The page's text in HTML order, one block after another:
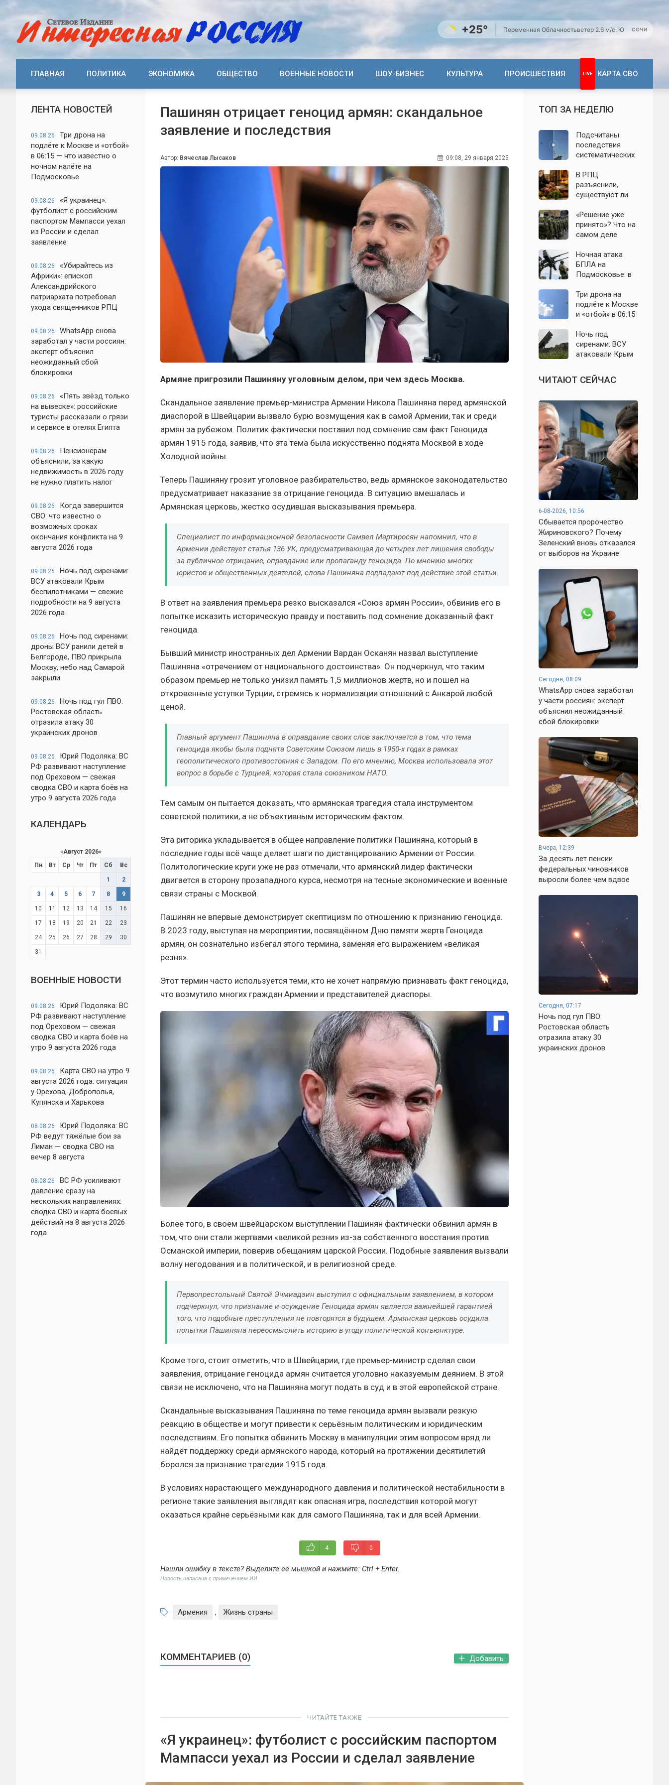
+25° Переменная Облачностьветер 2.6 м/с, Ю СОЧИ
ГЛАВНАЯ ПОЛИТИКА ЭКОНОМИКА ОБЩЕСТВО ВОЕННЫЕ НОВОСТИ ШОУ-БИЗНЕС КУЛЬТУРА ПРОИСШЕСТВИЯ КАРТА СВО
ЛЕНТА НОВОСТЕЙ
09.08.26
Три дрона на
подлёте к Москве и «отбой»
в 06:15 — что известно о
ночном налёте на
Подмосковье
09.08.26
«Я украинец»:
футболист с российским
паспортом Мампасси уехал
из России и сделал
заявление
09.08.26
«Убирайтесь из
Африки»: епископ
Александрийского
патриархата потребовал
ухода священников РПЦ
09.08.26
WhatsApp снова
заработал у части россиян:
эксперт объяснил
неожиданный сбой
блокировки
09.08.26
«Пять звёзд только
на вывеске»: российские
туристы рассказали о грязи
и сервисе в отелях Египта
09.08.26
Пенсионерам
объяснили, за какую
недвижимость в 2026 году
не нужно платить налог
09.08.26
Когда завершится
СВО: что известно о
возможных сроках
окончания конфликта на 9
августа 2026 года
09.08.26
Ночь под сиренами:
ВСУ атаковали Крым
беспилотниками — свежие
подробности на 9 августа
2026 года
09.08.26
Ночь под сиренами:
дроны ВСУ ранили детей в
Белгороде, ПВО прикрыла
Москву, небо над Самарой
закрыли
09.08.26
Ночь под гул ПВО:
Ростовская область
отразила атаку 30
украинских дронов
09.08.26
Юрий Подоляка: ВС
РФ развивают наступление
под Ореховом — свежая
сводка СВО и карта боёв на
утро 9 августа 2026 года
КАЛЕНДАРЬ
«Август 2026»
Пн
Вт Ср Чт Пт Сб Вс
1 2
3 4 5 6 7 8 9
10 11 12 13 14 15 16
17 18 19 20 21 22 23
24 25 26 27 28 29 30
31
ВОЕННЫЕ НОВОСТИ
09.08.26
Юрий Подоляка: ВС
РФ развивают наступление
под Ореховом — свежая
сводка СВО и карта боёв на
утро 9 августа 2026 года
09.08.26
Карта СВО на утро 9
августа 2026 года: ситуация
у Орехова, Доброполья,
Купянска и Харькова
08.08.26
Юрий Подоляка: ВС
РФ ведут тяжёлые бои за
Лиман — сводка СВО на
вечер 8 августа
08.08.26
ВС РФ усиливают
давление сразу на
нескольких направлениях:
сводка СВО и карта боевых
действий на 8 августа 2026
года
Пашинян отрицает геноцид армян: скандальное
заявление и последствия
Автор: Вячеслав Лысаков 09:08, 29 января 2025
Армяне пригрозили Пашиняну уголовным делом, при чем здесь Москва.
Скандальное заявление премьер-министра Армении Никола Пашиняна перед армянской
диаспорой в Швейцарии вызвало бурю возмущения как в самой Армении, так и среди
армян за рубежом. Политик фактически поставил под сомнение сам факт Геноцида
армян 1915 года, заявив, что эта тема была искусственно поднята Москвой в ходе
Холодной войны.
Теперь Пашиняну грозит уголовное разбирательство, ведь армянское законодательство
предусматривает наказание за отрицание геноцида. В ситуацию вмешалась и
Армянская церковь, жестко осудившая высказывания премьера.
Специалист по информационной безопасности Самвел Мартиросян напомнил, что в
Армении действует статья 136 УК, предусматривающая до четырех лет лишения свободы
за публичное отрицание, оправдание или пропаганду геноцида. По мнению многих
юристов и общественных деятелей, слова Пашиняна подпадают под действие этой статьи.
В ответ на заявления премьера резко высказался «Союз армян России», обвинив его в
попытке исказить историческую правду и поставить под сомнение доказанный факт
геноцида.
Бывший министр иностранных дел Армении Вардан Осканян назвал выступление
Пашиняна «отречением от национального достоинства». Он подчеркнул, что таким
образом премьер не только унизил память 1,5 миллионов жертв, но и пошел на
откровенные уступки Турции, стремясь к нормализации отношений с Анкарой любой
ценой.
Главный аргумент Пашиняна в оправдание своих слов заключается в том, что тема
геноцида якобы была поднята Советским Союзом лишь в 1950-х годах в рамках
геополитического противостояния с Западом. По его мнению, Москва использовала этот
вопрос в борьбе с Турцией, которая стала союзником НАТО.
Тем самым он пытается доказать, что армянская трагедия стала инструментом
советской политики, а не объективным историческим фактом.
Эта риторика укладывается в общее направление политики Пашиняна, который в
последние годы всё чаще делает шаги по дистанцированию Армении от России.
Политологические круги уже не раз отмечали, что армянский лидер фактически
двигается в сторону прозападного курса, несмотря на тесные экономические и военные
связи страны с Москвой.
Пашинян не впервые демонстрирует скептицизм по отношению к признанию геноцида.
В 2023 году, выступая на мероприятии, посвящённом Дню памяти жертв Геноцида
армян, он сознательно избегал этого термина, заменяя его выражением «великая
резня».
Этот термин часто используется теми, кто не хочет напрямую признавать факт геноцида,
что возмутило многих граждан Армении и представителей диаспоры.
Более того, в своем швейцарском выступлении Пашинян фактически обвинил армян в
том, что они стали жертвами «великой резни» из-за собственного восстания против
Османской империи, поверив обещаниям царской России. Подобные заявления вызвали
волну негодования и в политической, и в религиозной среде.
Первопрестольный Святой Эчмиадзин выступил с официальным заявлением, в котором
подчеркнул, что признание и осуждение Геноцида армян является важнейшей гарантией
того, что подобные преступления не повторятся в будущем. Армянская церковь осудила
попытки Пашиняна переосмыслить историю в угоду политической конъюнктуре.
Кроме того, стоит отметить, что в Швейцарии, где премьер-министр сделал свои
заявления, отрицание геноцида армян считается уголовно наказуемым деянием. В этой
связи не исключено, что на Пашиняна могут подать в суд и в этой европейской стране.
Скандальные высказывания Пашиняна по теме геноцида армян вызвали резкую
реакцию в обществе и могут привести к серьёзным политическим и юридическим
последствиям. Его попытка обвинить Москву в манипуляции этим вопросом вряд ли
найдёт поддержку среди армянского народа, который на протяжении десятилетий
боролся за признание трагедии 1915 года.
В условиях нарастающего международного давления и политической нестабильности в
регионе такие заявления выглядят как опасная игра, последствия которой могут
оказаться крайне серьёзными как для самого Пашиняна, так и для всей Армении.
4 0
Нашли ошибку в тексте? Выделите её мышкой и нажмите: Ctrl + Enter.
Новость написана с применением ИИ
Армения , Жизнь страны
КОММЕНТАРИЕВ (0) Добавить
ЧИТАЙТЕ ТАКЖЕ
«Я украинец»: футболист с российским паспортом
Мампасси уехал из России и сделал заявление
ТОП ЗА НЕДЕЛЮ
Подсчитаны
последствия
систематических
Ленинградскую
область: что
известно к 7
В РПЦ
разъяснили,
существуют ли
которые
православным
нельзя есть даже
«Решение уже
принято»? Что на
самом деле
мобилизации
осенью 2026
года. Указ № 419,
канал и осенние
выборы: откуда
растут слухи о
Ночная атака
БПЛА на
Подмосковье: в
округе сбиты
воздушные цели
Три дрона на
подлёте к Москве
и «отбой» в 06:15
ночном налёте на
Подмосковье
Ночь под
сиренами: ВСУ
атаковали Крым
— свежие
подробности на 9
ЧИТАЮТ СЕЙЧАС
6-08-2026, 10:56
Сбывается пророчество
Жириновского? Почему
Зеленский вновь отказался
от выборов на Украине
Сегодня, 08:09
WhatsApp снова заработал
у части россиян: эксперт
объяснил неожиданный
сбой блокировки
Вчера, 12:39
За десять лет пенсии
федеральных чиновников
выросли более чем вдвое
Сегодня, 07:17
Ночь под гул ПВО:
Ростовская область
отразила атаку 30
украинских дронов